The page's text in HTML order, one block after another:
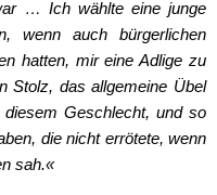
… Ich wählte eine junge
wenn auch bürgerlichen
hatten, mir eine Adlige zu
Stolz, das allgemeine Übel
Geschlecht, und so
die nicht errötete, wenn
sah.«